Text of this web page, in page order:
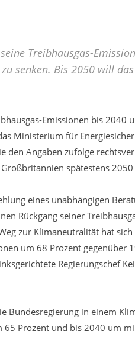
Treibhausgas-
senken. Bis 2050 will
Emissionen bis 2040
Ministerium für
den Angaben zufolge
spätestens
eines unabhängigen
Rückgang seiner
zur Klimaneutralität hat
um 68 Prozent gegenüber
Regierungschef
Bundesregierung in einem
Prozent und bis 2040 um